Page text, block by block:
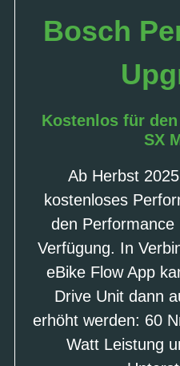
Bosch
Kostenlos für
SX
Ab Herbst
kostenloses
den
Verfügung. In
eBike Flow App
Drive Unit dann
erhöht werden: 60
Watt Leistung